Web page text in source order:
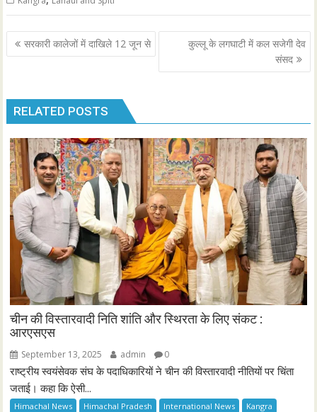
Post
navigation
सरकारी कालेजों में दाखिले 12 जून से
कुल्लू के लगघाटी में कल सजेगी देव
संसद
RELATED POSTS
चीन की विस्तारवादी निति शांति और स्थिरता के लिए संकट :
आरएसएस
September 13, 2025 admin 0
राष्ट्रीय स्वयंसेवक संघ के पदाधिकारियों ने चीन की विस्तारवादी नीतियों पर चिंता
जताई। कहा कि ऐसी...
Himachal News Himachal Pradesh International News
Kangra